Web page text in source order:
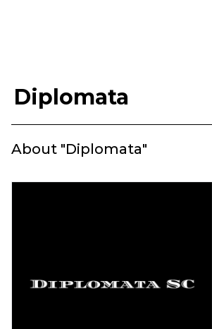
Diplomata
About "Diplomata"